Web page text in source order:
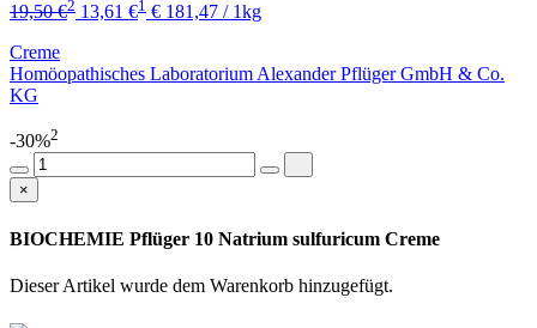
19,50 €2 13,61 €1 € 181,47 / 1kg
Creme
Homöopathisches Laboratorium Alexander Pflüger GmbH & Co.
KG
-30%2
×
BIOCHEMIE Pflüger 10 Natrium sulfuricum Creme
Dieser Artikel wurde dem Warenkorb hinzugefügt.